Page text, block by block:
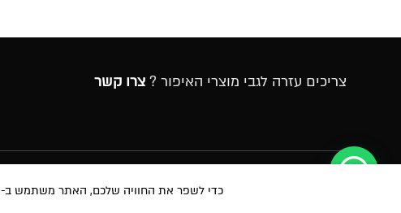
צריכים עזרה לגבי מוצרי האיפור ?צרו קשר
הרשמה לניוזלטרכדי לשפר את החוויה שלכם, האתר משתמש ב-Cookies, גם מצדדים שלישיים. על ידי המשך גלישה באתר אתה מקבל את